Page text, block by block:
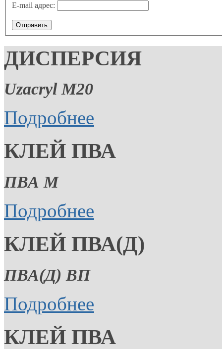
E-mail адрес:
Отправить
ДИСПЕРСИЯ
Uzacryl M20
Подробнее
КЛЕЙ ПВА
ПВА М
Подробнее
КЛЕЙ ПВА(Д)
ПВА(Д) ВП
Подробнее
КЛЕЙ ПВА